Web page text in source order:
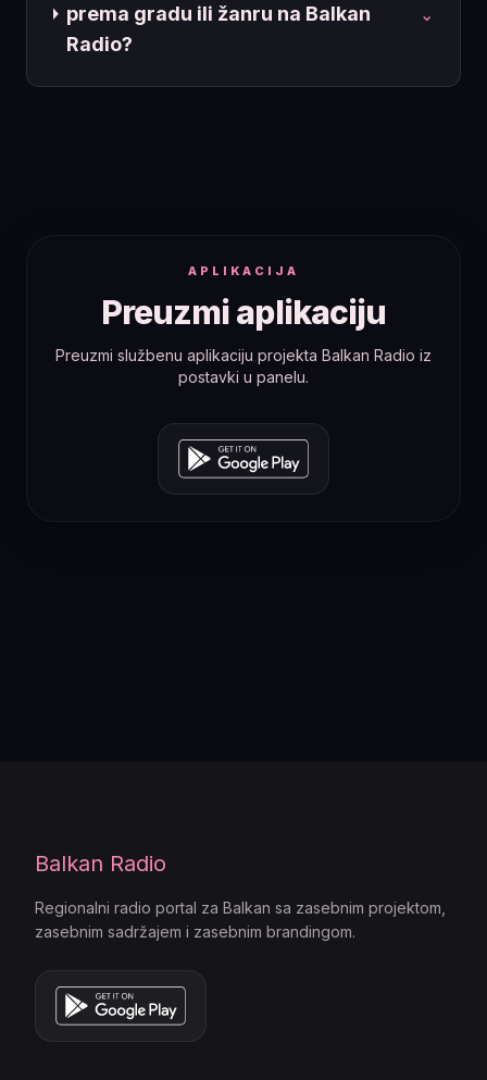
prema gradu ili žanru na Balkan
Radio?
⌄
APLIKACIJA
Preuzmi aplikaciju
Preuzmi službenu aplikaciju projekta Balkan Radio iz
postavki u panelu.
Balkan Radio
Regionalni radio portal za Balkan sa zasebnim projektom,
zasebnim sadržajem i zasebnim brandingom.